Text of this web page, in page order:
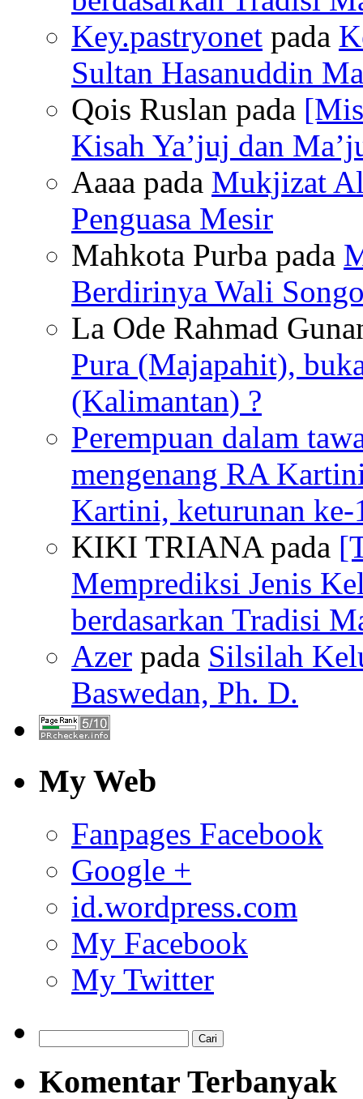
Key.pastryonet pada
Sultan Hasanuddin
Qois Ruslan pada
Kisah Ya’juj dan
Aaaa pada Mukjizat
Penguasa Mesir
Mahkota Purba pada
Berdirinya Wali
La Ode Rahmad
Pura (Majapahit),
(Kalimantan) ?
Perempuan dalam
mengenang RA
Kartini, keturunan
KIKI TRIANA pada
Memprediksi Jenis
berdasarkan Tradisi
Azer pada Silsilah
Baswedan, Ph. D.
My Web
Fanpages Facebook
Google +
id.wordpress.com
My Facebook
My Twitter
Komentar Terbanyak